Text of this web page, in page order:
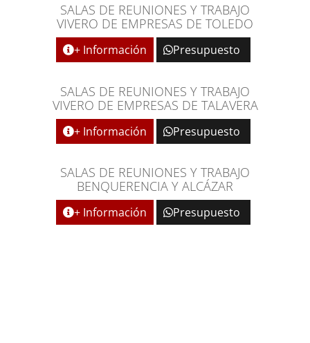
SALAS DE REUNIONES Y TRABAJO
VIVERO DE EMPRESAS DE TOLEDO
+ Información Presupuesto
SALAS DE REUNIONES Y TRABAJO
VIVERO DE EMPRESAS DE TALAVERA
+ Información Presupuesto
SALAS DE REUNIONES Y TRABAJO
BENQUERENCIA Y ALCÁZAR
+ Información Presupuesto